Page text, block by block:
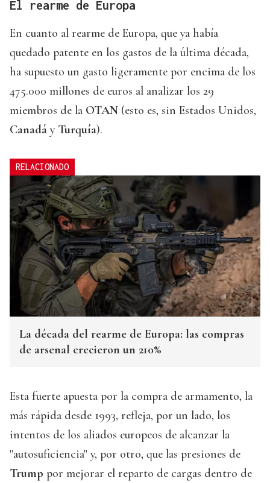
El rearme de Europa
En cuanto al rearme de Europa, que ya había
quedado patente en los gastos de la última década,
ha supuesto un gasto ligeramente por encima de los
475.000 millones de euros al analizar los 29
miembros de la OTAN (esto es, sin Estados Unidos,
Canadá yTurquía).
RELACIONADO
La década del rearme de Europa: las compras
de arsenal crecieron un 210%
Esta fuerte apuesta por la compra de armamento, la
más rápida desde 1993, refleja, por un lado, los
intentos de los aliados europeos de alcanzar la
"autosuficiencia" y, por otro, que las presiones de
Trump por mejorar el reparto de cargas dentro de